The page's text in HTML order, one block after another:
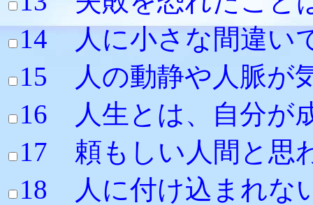
14 人に小さな間違い
15 人の動静や人脈が
16 人生とは、
17 頼もしい
18 人に付け込